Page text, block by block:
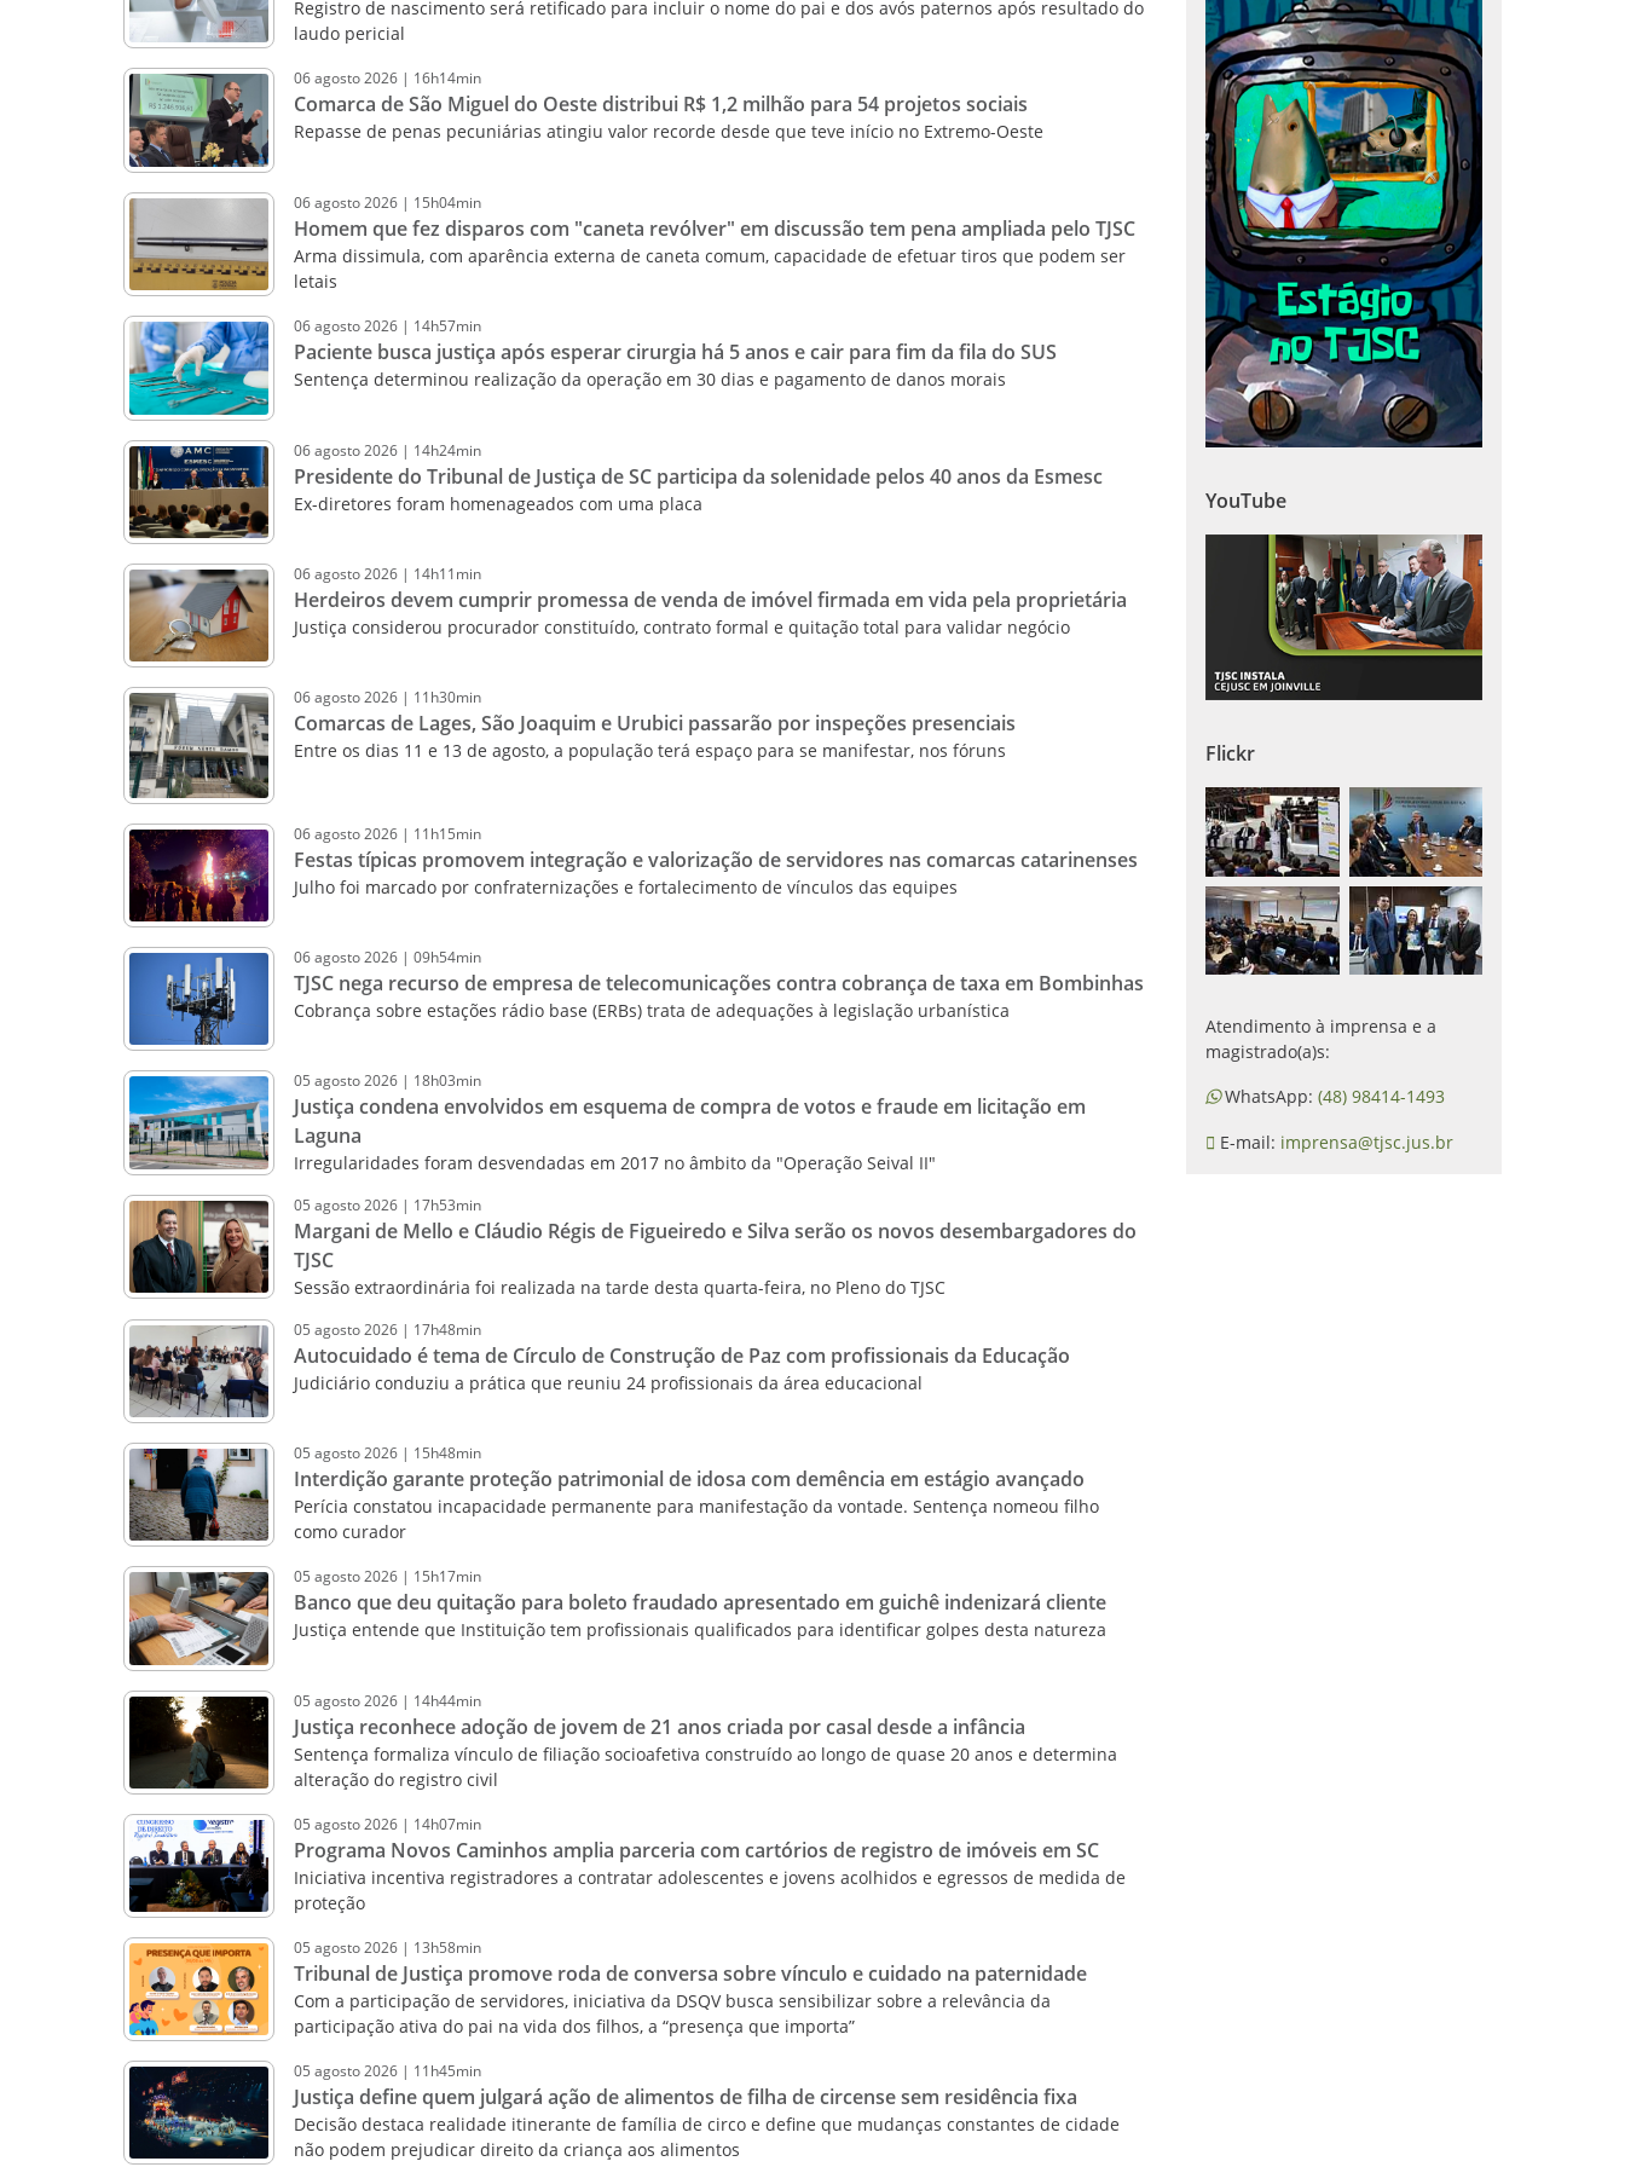
Registro de nascimento será retificado para incluir o nome do pai e dos avós paternos após resultado do
laudo pericial
06agosto2026 | 16h14min
Comarca de São Miguel do Oeste distribui R$ 1,2 milhão para 54 projetos sociais
Repasse de penas pecuniárias atingiu valor recorde desde que teve início no Extremo-Oeste
06agosto2026 | 15h04min
Homem que fez disparos com "caneta revólver" em discussão tem pena ampliada pelo TJSC
Arma dissimula, com aparência externa de caneta comum, capacidade de efetuar tiros que podem ser
letais
06agosto2026 | 14h57min
Paciente busca justiça após esperar cirurgia há 5 anos e cair para fim da fila do SUS
Sentença determinou realização da operação em 30 dias e pagamento de danos morais
06agosto2026 | 14h24min
Presidente do Tribunal de Justiça de SC participa da solenidade pelos 40 anos da Esmesc
Ex-diretores foram homenageados com uma placa
06agosto2026 | 14h11min
Herdeiros devem cumprir promessa de venda de imóvel firmada em vida pela proprietária
Justiça considerou procurador constituído, contrato formal e quitação total para validar negócio
06agosto2026 | 11h30min
Comarcas de Lages, São Joaquim e Urubici passarão por inspeções presenciais
Entre os dias 11 e 13 de agosto, a população terá espaço para se manifestar, nos fóruns
06agosto2026 | 11h15min
Festas típicas promovem integração e valorização de servidores nas comarcas catarinenses
Julho foi marcado por confraternizações e fortalecimento de vínculos das equipes
06agosto2026 | 09h54min
TJSC nega recurso de empresa de telecomunicações contra cobrança de taxa em Bombinhas
Cobrança sobre estações rádio base (ERBs) trata de adequações à legislação urbanística
05 agosto2026 | 18h03min
Justiça condena envolvidos em esquema de compra de votos e fraude em licitação em
Laguna
Irregularidades foram desvendadas em 2017 no âmbito da "Operação Seival II"
05 agosto2026 | 17h53min
Margani de Mello e Cláudio Régis de Figueiredo e Silva serão os novos desembargadores do
TJSC
Sessão extraordinária foi realizada na tarde desta quarta-feira, no Pleno do TJSC
05 agosto2026 | 17h48min
Autocuidado é tema de Círculo de Construção de Paz com profissionais da Educação
Judiciário conduziu a prática que reuniu 24 profissionais da área educacional
05 agosto2026 | 15h48min
Interdição garante proteção patrimonial de idosa com demência em estágio avançado
Perícia constatou incapacidade permanente para manifestação da vontade. Sentença nomeou filho
como curador
05 agosto2026 | 15h17min
Banco que deu quitação para boleto fraudado apresentado em guichê indenizará cliente
Justiça entende que Instituição tem profissionais qualificados para identificar golpes desta natureza
05 agosto2026 | 14h44min
Justiça reconhece adoção de jovem de 21 anos criada por casal desde a infância
Sentença formaliza vínculo de filiação socioafetiva construído ao longo de quase 20 anos e determina
alteração do registro civil
05 agosto2026 | 14h07min
Programa Novos Caminhos amplia parceria com cartórios de registro de imóveis em SC
Iniciativa incentiva registradores a contratar adolescentes e jovens acolhidos e egressos de medida de
proteção
05 agosto2026 | 13h58min
Tribunal de Justiça promove roda de conversa sobre vínculo e cuidado na paternidade
Com a participação de servidores, iniciativa da DSQV busca sensibilizar sobre a relevância da
participação ativa do pai na vida dos filhos, a “presença que importa”
05 agosto2026 | 11h45min
Justiça define quem julgará ação de alimentos de filha de circense sem residência fixa
Decisão destaca realidade itinerante de família de circo e define que mudanças constantes de cidade
não podem prejudicar direito da criança aos alimentos
YouTube
Flickr
Atendimento à imprensa e a
magistrado(a)s:
WhatsApp: (48) 98414-1493
E-mail: imprensa@tjsc.jus.br